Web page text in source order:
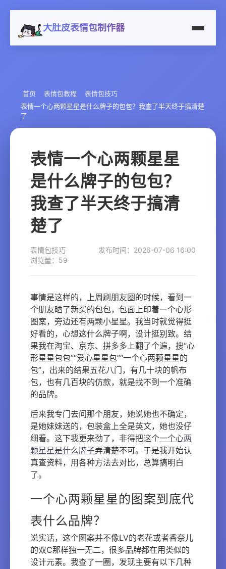
大肚皮表情包制作器
首页 表情包教程
表情包技巧
表情一个心两颗星星是什么牌子的包包？我查了半天终于搞清楚
了
表情一个心两颗星星
是什么牌子的包包？
我查了半天终于搞清
楚了
表情包技巧
发布时间：2026-07-06 16:00
浏览量：59
事情是这样的，上周刷朋友圈的时候，看到一
个朋友晒了新买的包包，包面上印着一个心形
图案，旁边还有两颗小星星。我当时就觉得挺
好看的，心想这什么牌子啊，设计挺别致。结
果我在淘宝、京东、拼多多上翻了个遍，搜“心
形星星包包”“爱心星星包”“一个心两颗星星的
包”，出来的结果五花八门，有几十块的帆布
包，也有几百块的仿款，就是找不到一个准确
的品牌。
后来我专门去问那个朋友，她说她也不确定，
是她妹妹送的，包装盒上全是英文，她也没仔
细看。这下我更来劲了，非得把这个一个心两
颗星星是什么牌子弄清楚不可。于是我开始认
真查资料，用各种方法去对比，总算搞明白
了。
一个心两颗星星的图案到底代
表什么品牌？
说实话，这个图案并不像LV的老花或者香奈儿
的双C那样独一无二，很多品牌都在用类似的
设计元素。我查了一圈，发现主要有以下几种